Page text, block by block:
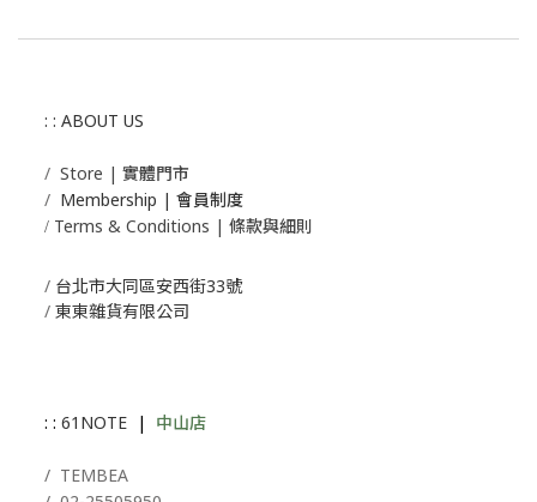
: : ABOUT US
/ Store | 實體門市
/ Membership | 會員制度
/ Terms & Conditions | 條款與細則
/ 台北市大同區安西街33號
/ 東東雜貨有限公司
: : 61NOTE | 中山店
/ TEMBEA